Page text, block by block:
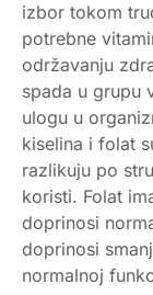
izbor tokom
potrebne
održavanju
spada u grupu
ulogu u
kiselina i folat
razlikuju po
koristi. Folat
doprinosi
doprinosi
normalnoj